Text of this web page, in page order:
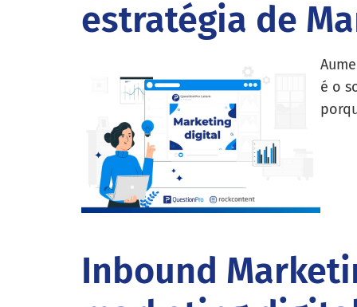
estratégia de
é o
Inbound